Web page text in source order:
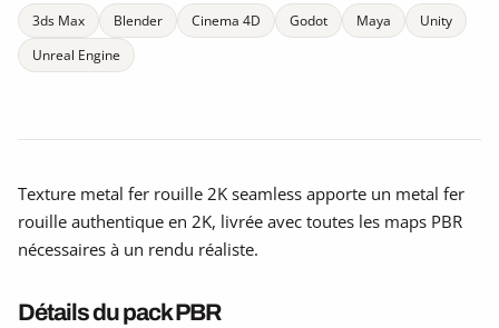
3ds Max Blender Cinema 4D Godot Maya
Unity
Unreal Engine
Texture metal fer rouille 2K seamless apporte un metal fer
rouille authentique en 2K, livrée avec toutes les maps PBR
nécessaires à un rendu réaliste.
Détails du pack PBR